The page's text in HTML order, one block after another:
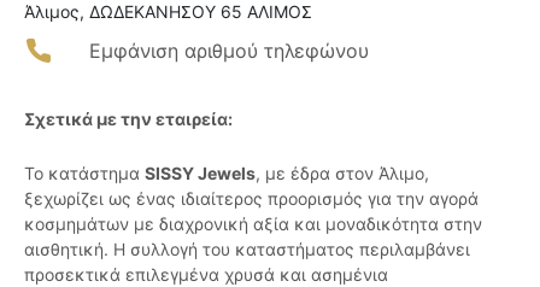
Άλιμος, ΔΩΔΕΚΑΝΗΣΟΥ 65 ΑΛΙΜΟΣ
Εμφάνιση αριθμού τηλεφώνου
Σχετικά με την εταιρεία:
Το κατάστημα SISSY Jewels, με έδρα στον Άλιμο,
ξεχωρίζει ως ένας ιδιαίτερος προορισμός για την αγορά
κοσμημάτων με διαχρονική αξία και μοναδικότητα στην
αισθητική. Η συλλογή του καταστήματος περιλαμβάνει
προσεκτικά επιλεγμένα χρυσά και ασημένια